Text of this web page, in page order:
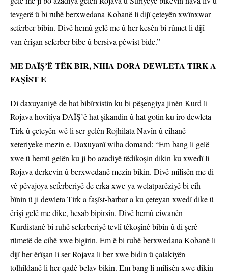
tevgerê û bi ruhê berxwedana Kobanê li dijî çeteyên xwînxwar
seferber bibin. Divê hemû gelê me û her kesên bi rûmet li dijî
van êrîşan seferber bibe û bersiva pêwîst bide.”
ME DAÎŞ’Ê TÊK BIR, NIHA DORA DEWLETA TIRK A
FAŞÎST E
Di daxuyaniyê de hat bibîrxistin ku bi pêşengiya jinên Kurd li
Rojava hovîtiya DAÎŞ’ê hat şikandin û hat gotin ku îro dewleta
Tirk û çeteyên wê li ser gelên Rojhilata Navîn û cîhanê
xeteriyeke mezin e. Daxuyanî wiha domand: “Em bang li gelê
xwe û hemû gelên ku ji bo azadiyê têdikoşin dikin ku xwedî li
Rojava derkevin û berxwedanê mezin bikin. Divê mîlîsên me di
vê pêvajoya seferberiyê de erka xwe ya welatparêziyê bi cih
bînin û ji dewleta Tirk a faşîst-barbar a ku çeteyan xwedî dike û
êrîşî gelê me dike, hesab bipirsin. Divê hemû ciwanên
Kurdistanê bi ruhê seferberiyê tevlî têkoşînê bibin û di şerê
rûmetê de cihê xwe bigirin. Em ê bi ruhê berxwedana Kobanê li
dijî her êrîşan li ser Rojava li ber xwe bidin û çalakiyên
tolhildanê li her qadê belav bikin. Em bang li milîsên xwe dikin